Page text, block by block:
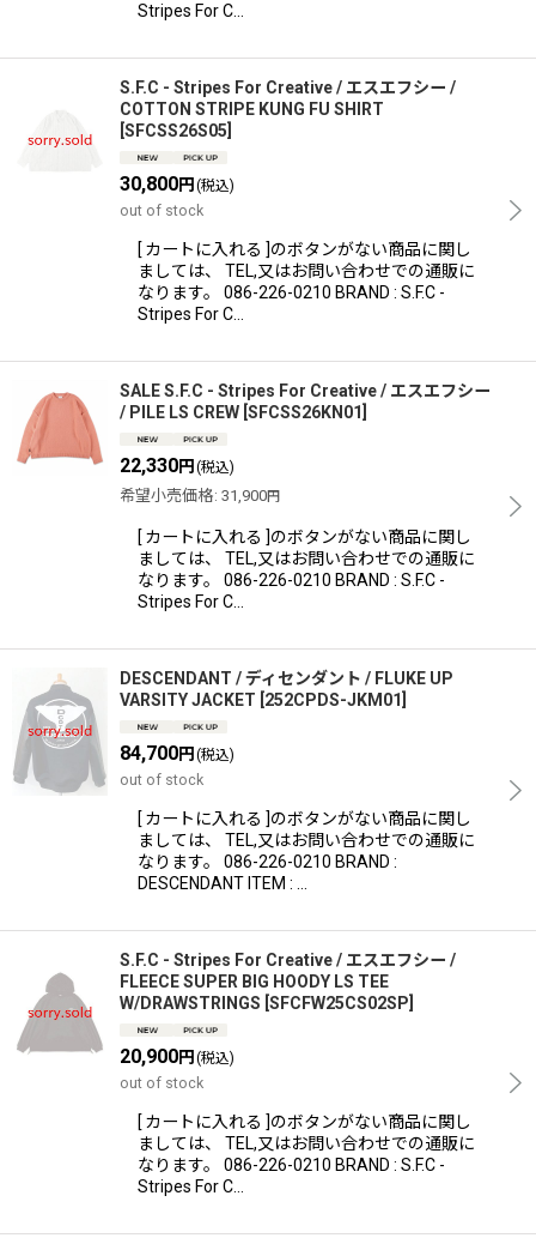
Stripes For C…
S.F.C - Stripes For Creative / エスエフシー /
COTTON STRIPE KUNG FU SHIRT
SFCSS26S05
30,800円 (税込)
out of stock
[ カートに入れる ]のボタンがない商品に関し
ましては、 TEL,又はお問い合わせでの通販に
なります。 086-226-0210 BRAND : S.F.C -
Stripes For C…
SALE S.F.C - Stripes For Creative / エスエフシー
/ PILE LS CREW SFCSS26KN01
22,330円 (税込)
希望小売価格: 31,900円
[ カートに入れる ]のボタンがない商品に関し
ましては、 TEL,又はお問い合わせでの通販に
なります。 086-226-0210 BRAND : S.F.C -
Stripes For C…
DESCENDANT / ディセンダント / FLUKE UP
VARSITY JACKET 252CPDS-JKM01
84,700円 (税込)
out of stock
[ カートに入れる ]のボタンがない商品に関し
ましては、 TEL,又はお問い合わせでの通販に
なります。 086-226-0210 BRAND :
DESCENDANT ITEM : …
S.F.C - Stripes For Creative / エスエフシー /
FLEECE SUPER BIG HOODY LS TEE
W/DRAWSTRINGS SFCFW25CS02SP
20,900円 (税込)
out of stock
[ カートに入れる ]のボタンがない商品に関し
ましては、 TEL,又はお問い合わせでの通販に
なります。 086-226-0210 BRAND : S.F.C -
Stripes For C…